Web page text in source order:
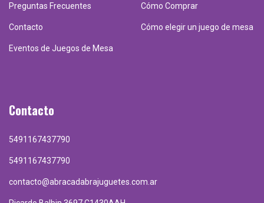
Preguntas Frecuentes Cómo Comprar
Contacto Cómo elegir un juego de mesa
Eventos de Juegos de Mesa
Contacto
5491167437790
5491167437790
contacto@abracadabrajuguetes.com.ar